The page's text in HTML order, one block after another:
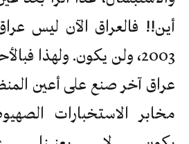
2003، ولن يكون. ولهذا
عراق آخر صنع على أعين
مخابر الاستخبارات